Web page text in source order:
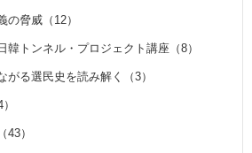
の脅威（12）
韓トンネル・プロジェクト講座（8）
がる選民史を読み解く（3）
）